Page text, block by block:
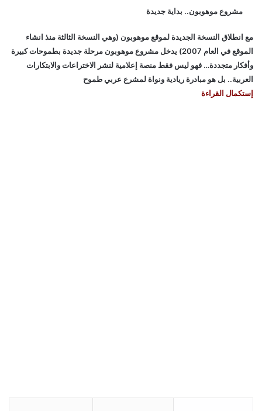
مشروع موهوبون.. بداية جديدة
مع انطلاق النسخة الجديدة لموقع موهوبون (وهي النسخة الثالثة منذ انشاء
الموقع في العام 2007) يدخل مشروع موهوبون مرحلة جديدة بطموحات كبيرة
وأفكار متجددة… فهو ليس فقط منصة إعلامية لنشر الاختراعات والابتكارات
العربية.. بل هو مبادرة ريادية ونواة لمشرع عربي طموح
إستكمال القراءة